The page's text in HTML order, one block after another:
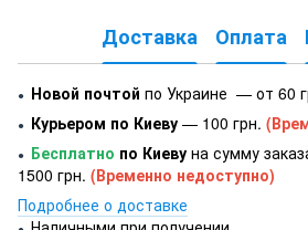
Доставка Оплата
● Новой почтой по Украине — от 60
● Курьером по Киеву — 100 грн.
● Бесплатно по Киеву на сумму
1500 грн. (Временно недоступно)
Подробнее о доставке